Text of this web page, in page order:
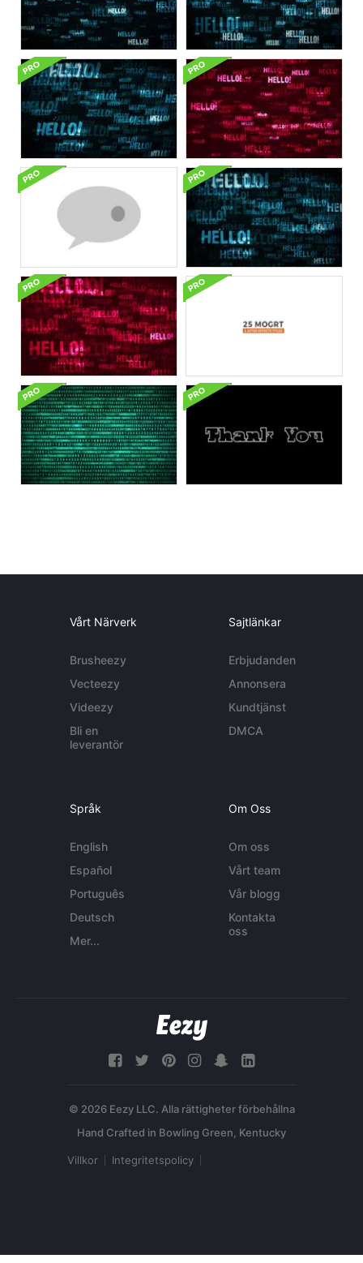
Vårt Närverk
Brusheezy
Vecteezy
Videezy
Bli en
leverantör
Sajtlänkar
Erbjudanden
Annonsera
Kundtjänst
DMCA
Språk
English
Español
Português
Deutsch
Mer...
Om Oss
Om oss
Vårt team
Vår blogg
Kontakta
oss
© 2026 Eezy LLC. Alla rättigheter förbehållna
Villkor Integritetspolicy